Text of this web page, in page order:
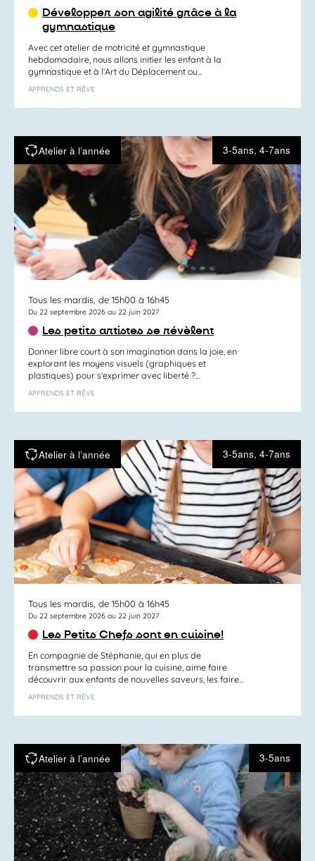
Développer son agilité grâce à la
gymnastique
Avec cet atelier de motricité et gymnastique
hebdomadaire, nous allons initier les enfant à la
gymnastique et à l’Art du Déplacement ou...
APPRENDS ET RÊVE
Atelier à l’année 3-5ans, 4-7ans
Tous les mardis, de 15h00 à 16h45
Du 22 septembre 2026 au 22 juin 2027
Les petits artistes se révèlent
Donner libre court à son imagination dans la joie, en
explorant les moyens visuels (graphiques et
plastiques) pour s’exprimer avec liberté ?...
APPRENDS ET RÊVE
Atelier à l’année 3-5ans, 4-7ans
Tous les mardis, de 15h00 à 16h45
Du 22 septembre 2026 au 22 juin 2027
Les Petits Chefs sont en cuisine!
En compagnie de Stéphanie, qui en plus de
transmettre sa passion pour la cuisine, aime faire
découvrir aux enfants de nouvelles saveurs, les faire...
APPRENDS ET RÊVE
Atelier à l’année 3-5ans